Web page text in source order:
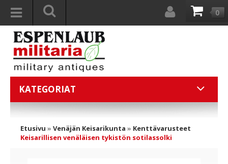
0
KATEGORIAT
Etusivu » Venäjän Keisarikunta » Kenttävarusteet
Keisarillisen venäläisen tykistön sotilassolki